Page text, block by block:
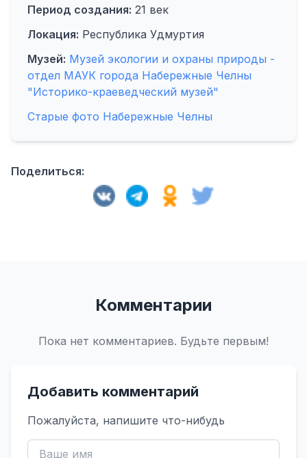
Период создания: 21 век
Локация: Республика Удмуртия
Музей: Музей экологии и охраны природы -
отдел МАУК города Набережные Челны
"Историко-краеведческий музей"
Старые фото Набережные Челны
Поделиться:
Комментарии
Пока нет комментариев. Будьте первым!
Добавить комментарий
Пожалуйста, напишите что-нибудь